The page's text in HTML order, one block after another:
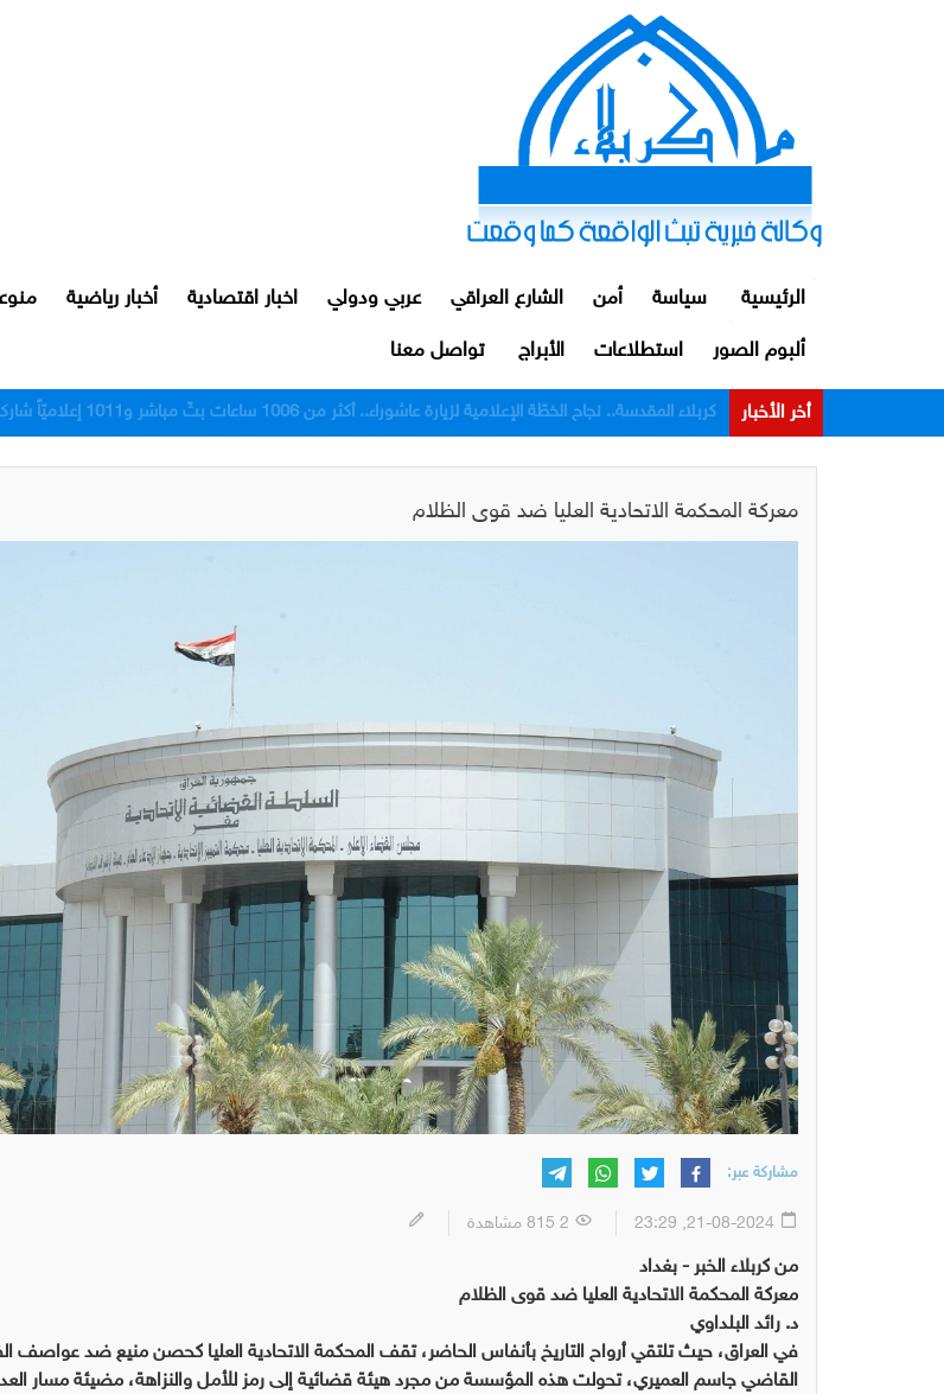
الرئيسية سياسة أمن الشارع العراقي عربي ودولي اخبار اقتصادية أخبار رياضية
ألبوم الصور استطلاعات الأبراج تواصل معنا
أخر الأخبار الداخلية: توقيف ضابط ومنتسبين اثنين من مرور النجف بعد اعتدائهم على مواطن
معركة المحكمة الاتحادية العليا ضد قوى الظلام
مشاركة عبر:
من كربلاء الخبر - بغداد
معركة المحكمة الاتحادية العليا ضد قوى الظلام
د. رائد البلداوي
في العراق، حيث تلتقي أرواح التاريخ بأنفاس الحاضر، تقف المحكمة الاتحادية العليا كحصن منيع ضد عواصف
القاضي جاسم العميري، تحولت هذه المؤسسة من مجرد هيئة قضائية إلى رمز للأمل والنزاهة، مضيئة مسار